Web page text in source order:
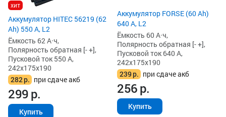
хит
Аккумулятор HITEC 56219 (62
Ah) 550 А, L2
Ёмкость 62 А·ч,
Полярность обратная [- +],
Пусковой ток 550 А,
242x175x190
282р. при сдаче акб
299р.
Купить
Аккумулятор FORSE (60 Ah)
640 А, L2
Ёмкость 60 А·ч,
Полярность обратная [- +],
Пусковой ток 640 А,
242x175x190
239р. при сдаче акб
256р.
Купить